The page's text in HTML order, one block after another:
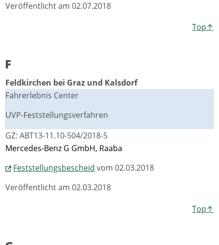
Veröffentlicht am 02.07.2018
Top↑
F
Feldkirchen bei Graz und Kalsdorf
Fahrerlebnis Center
UVP-Feststellungsverfahren
GZ: ABT13-11.10-504/2018-5
Mercedes-Benz G GmbH, Raaba
Feststellungsbescheid vom 02.03.2018
Veröffentlicht am 02.03.2018
Top↑